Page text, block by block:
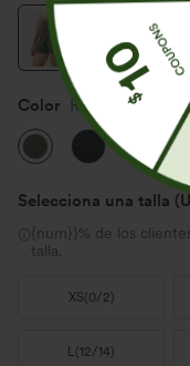
Color Rifle Green
Selecciona una talla
{num}}% de los
talla.
XS(0/2)
L(12/14)